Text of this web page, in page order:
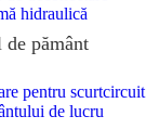
hidraulică
pământ
pentru scurtcircuit
de lucru